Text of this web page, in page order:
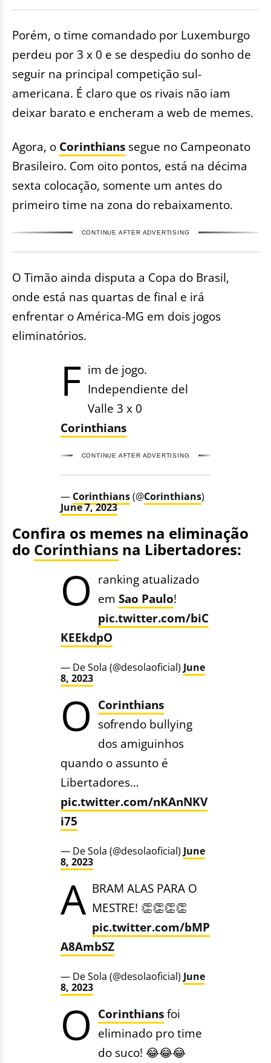
Porém, o time comandado por Luxemburgo
perdeu por 3 x 0 e se despediu do sonho de
seguir na principal competição sul-
americana. É claro que os rivais não iam
deixar barato e encheram a web de memes.
Agora, o Corinthians segue no Campeonato
Brasileiro. Com oito pontos, está na décima
sexta colocação, somente um antes do
primeiro time na zona do rebaixamento.
CONTINUE AFTER ADVERTISING
O Timão ainda disputa a Copa do Brasil,
onde está nas quartas de final e irá
enfrentar o América-MG em dois jogos
eliminatórios.
F im de jogo.
Independiente del
Valle 3 x 0
Corinthians
CONTINUE AFTER ADVERTISING
— Corinthians(@Corinthians)
June 7, 2023
Confira os memes na eliminação
do Corinthians na Libertadores:
O ranking atualizado
emSao Paulo!
pic.twitter.com/biC
KEEkdpO
— De Sola (@desolaoficial) June
8, 2023
O Corinthians
sofrendo bullying
dos amiguinhos
quando o assunto é
Libertadores…
pic.twitter.com/nKAnNKV
i75
— De Sola (@desolaoficial) June
8, 2023
A BRAM ALAS PARA O
MESTRE! 👏👏👏👏
pic.twitter.com/bMP
A8AmbSZ
— De Sola (@desolaoficial) June
8, 2023
O Corinthiansfoi
eliminado pro time
do suco! 😂😂😂